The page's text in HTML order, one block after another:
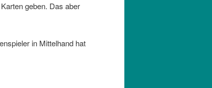
geben. Das aber
in Mittelhand hat